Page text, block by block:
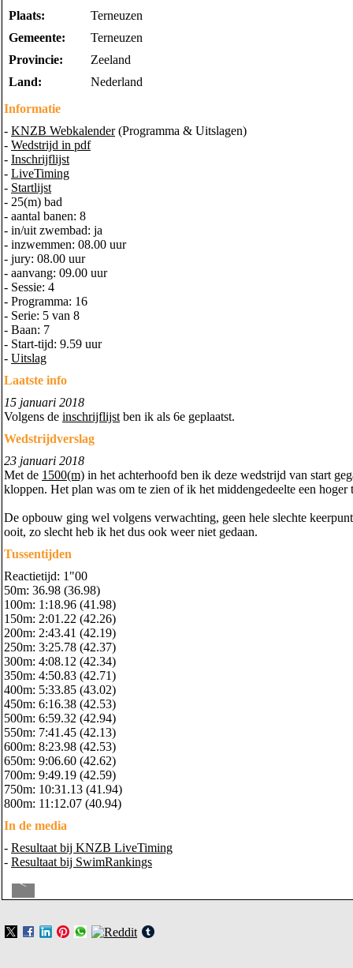
Plaats:
Terneuzen
Gemeente:
Terneuzen
Provincie:
Zeeland
Land:
Nederland
Informatie
- KNZB Webkalender(Programma & Uitslagen)
- Wedstrijd in pdf
- Inschrijflijst
- LiveTiming
- Startlijst
- 25(m) bad
- aantal banen: 8
- in/uit zwembad: ja
- inzwemmen: 08.00 uur
- jury: 08.00 uur
- aanvang: 09.00 uur
- Sessie: 4
- Programma: 16
- Serie: 5 van 8
- Baan: 7
- Start-tijd: 9.59 uur
- Uitslag
Laatste info
15 januari 2018
Volgens de inschrijflijst ben ik als 6e geplaatst.
Wedstrijdverslag
23 januari 2018
Met de 1500(m) in het achterhoofd ben ik deze wedstrijd van start
kloppen. Het plan was om te zien of ik het middengedeelte een
De opbouw ging wel volgens verwachting, geen hele slechte
ooit, zo slecht heb ik het dus ook weer niet gedaan.
Tussentijden
Reactietijd: 1"00
50m: 36.98 (36.98)
100m: 1:18.96 (41.98)
150m: 2:01.22 (42.26)
200m: 2:43.41 (42.19)
250m: 3:25.78 (42.37)
300m: 4:08.12 (42.34)
350m: 4:50.83 (42.71)
400m: 5:33.85 (43.02)
450m: 6:16.38 (42.53)
500m: 6:59.32 (42.94)
550m: 7:41.45 (42.13)
600m: 8:23.98 (42.53)
650m: 9:06.60 (42.62)
700m: 9:49.19 (42.59)
750m: 10:31.13 (41.94)
800m: 11:12.07 (40.94)
In de media
- Resultaat bij KNZB LiveTiming
- Resultaat bij SwimRankings
<